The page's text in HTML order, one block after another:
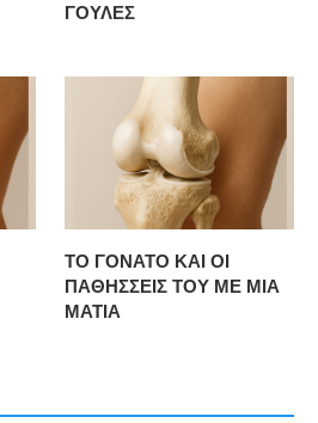
ΓΟΥΛΕΣ
ΤΟ ΓΟΝΑΤΟ ΚΑΙ ΟΙ
ΠΑΘΗΣΣΕΙΣ ΤΟΥ ΜΕ ΜΙΑ
ΜΑΤΙΑ